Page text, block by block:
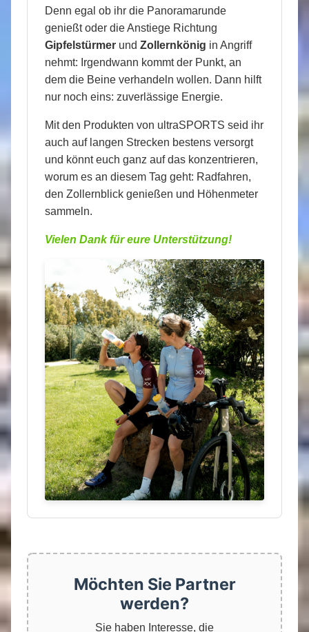
Denn egal ob ihr die Panoramarunde
genießt oder die Anstiege Richtung
Gipfelstürmer und Zollernkönig in Angriff
nehmt: Irgendwann kommt der Punkt, an
dem die Beine verhandeln wollen. Dann hilft
nur noch eins: zuverlässige Energie.
Mit den Produkten von ultraSPORTS seid ihr
auch auf langen Strecken bestens versorgt
und könnt euch ganz auf das konzentrieren,
worum es an diesem Tag geht: Radfahren,
den Zollernblick genießen und Höhenmeter
sammeln.
Vielen Dank für eure Unterstützung!
Möchten Sie Partner
werden?
Sie haben Interesse, die